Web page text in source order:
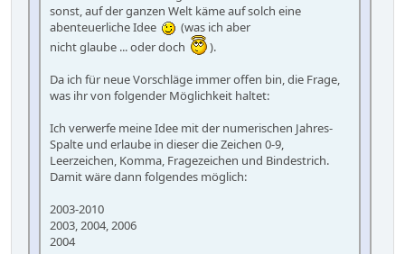
sonst, auf der ganzen Welt käme auf solch eine
abenteuerliche Idee
(was ich aber
nicht glaube ... oder doch
).
Da ich für neue Vorschläge immer offen bin, die Frage,
was ihr von folgender Möglichkeit haltet:
Ich verwerfe meine Idee mit der numerischen Jahres-
Spalte und erlaube in dieser die Zeichen 0-9,
Leerzeichen, Komma, Fragezeichen und Bindestrich.
Damit wäre dann folgendes möglich:
2003-2010
2003, 2004, 2006
2004